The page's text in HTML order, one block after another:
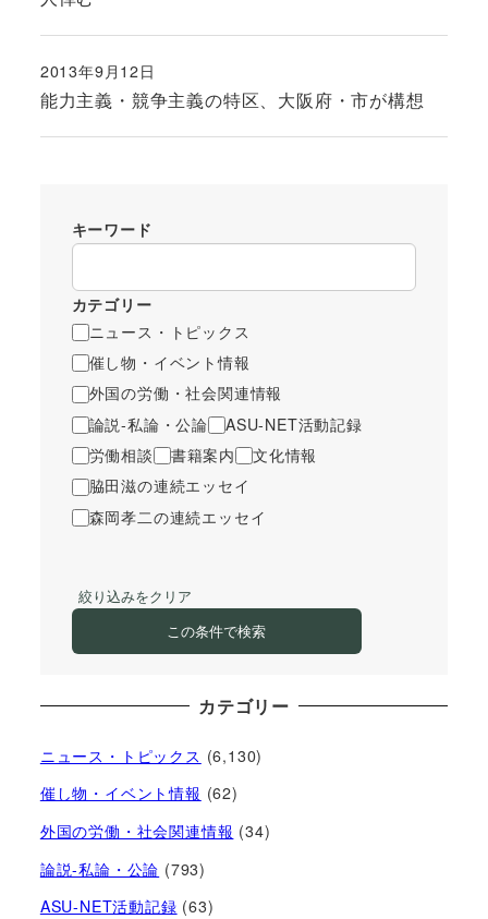
能力主義・競争主義の特区、大阪府・市が構想
投稿日
2013年9月12日
キーワード
カテゴリー
ニュース・トピックス
催し物・イベント情報
外国の労働・社会関連情報
論説-私論・公論
ASU-NET活動記録
労働相談
書籍案内
文化情報
脇田滋の連続エッセイ
森岡孝二の連続エッセイ
絞り込みをクリア
この条件で検索
カテゴリー
ニュース・トピックス (6,130)
催し物・イベント情報 (62)
外国の労働・社会関連情報 (34)
論説-私論・公論 (793)
ASU-NET活動記録 (63)